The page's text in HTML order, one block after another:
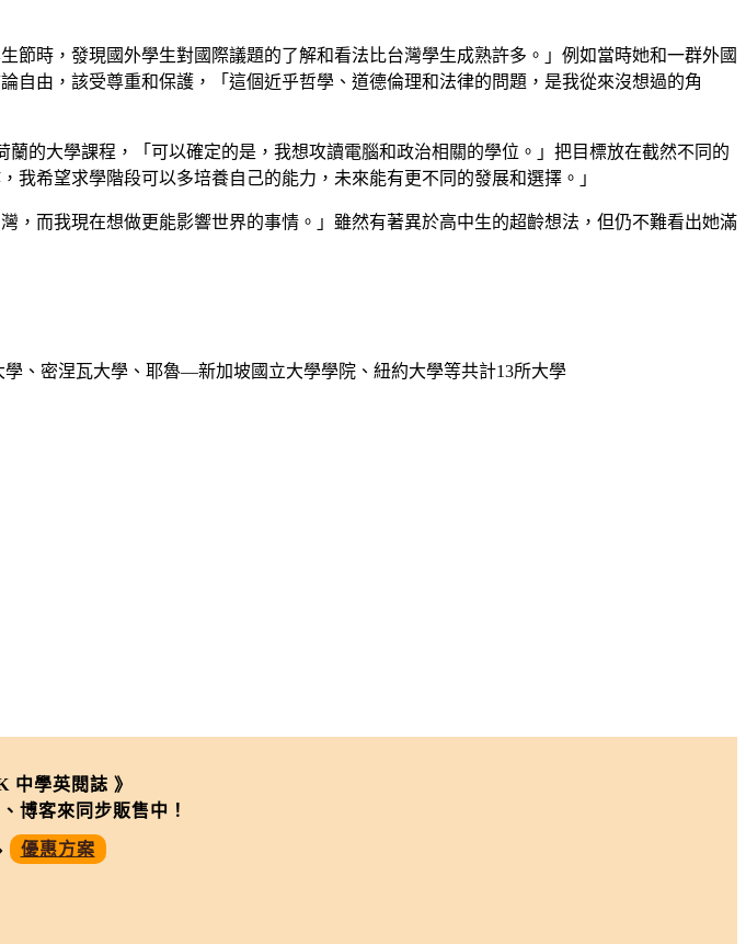
時，發現國外學生對國際議題的了解和看法比台灣學生成熟許多。」例如當時她和一群外國
由，該受尊重和保護，「這個近乎哲學、道德倫理和法律的問題，是我從來沒想過的角
的大學課程，「可以確定的是，我想攻讀電腦和政治相關的學位。」把目標放在截然不同的
希望求學階段可以多培養自己的能力，未來能有更不同的發展和選擇。」
而我現在想做更能影響世界的事情。」雖然有著異於高中生的超齡想法，但仍不難看出她滿
、密涅瓦大學、耶魯―新加坡國立大學學院、紐約大學等共計13所大學
中學英閱誌 》
博客來同步販售中！
優惠方案